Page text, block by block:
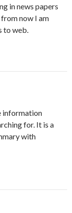
in news papers
now I am
to web.
information
for. It is a
with